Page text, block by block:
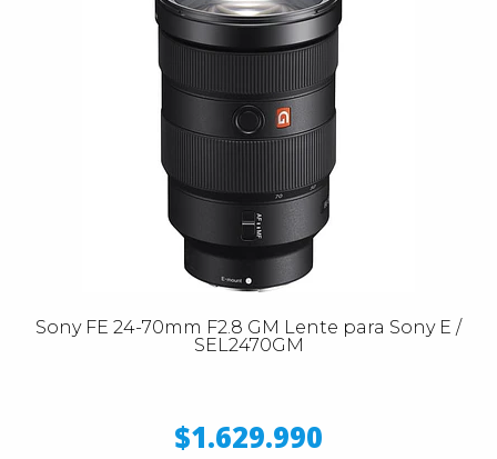
Sony FE 24-70mm F2.8 GM Lente para Sony E /
SEL2470GM
$1.629.990